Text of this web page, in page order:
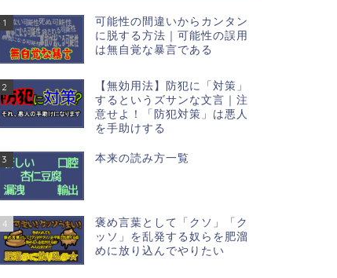
1
可能性の間違いからカンタン
に脱する方法｜可能性の誤用
は無自覚な暴言である
2
【無効用法】防犯に「対策」
するというズサンな文言｜注
意せよ！「防犯対策」は悪人
を手助けする
3 本来の読み方一覧
4
褒め言葉として「クソ」「ク
ッソ」を乱発する奴らを肥溜
めに放り込んでやりたい